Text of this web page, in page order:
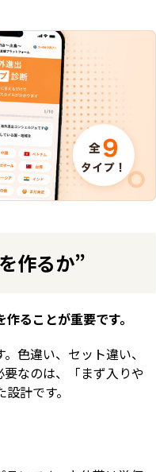
作るか”
ることが重要です。
色違い、セット違い、
なのは、「まず入りや
計です。